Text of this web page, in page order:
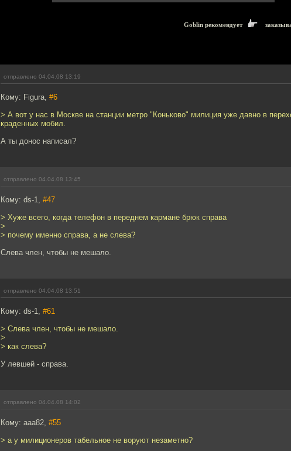
Goblin рекомендует
отправлено 04.04.08 13:19
Кому: Figura, #6
> А вот у нас в Москве на станции метро "Коньково" милиция уже давно в
краденных мобил.
А ты донос написал?
отправлено 04.04.08 13:45
Кому: ds-1, #47
> Хуже всего, когда телефон в переднем кармане брюк справа
>
> почему именно справа, а не слева?
Слева член, чтобы не мешало.
отправлено 04.04.08 13:51
Кому: ds-1, #61
> Слева член, чтобы не мешало.
>
> как слева?
У левшей - справа.
отправлено 04.04.08 14:02
Кому: aaa82, #55
> а у милиционеров табельное не воруют незаметно?